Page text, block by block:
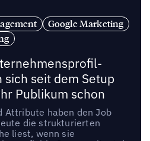
Google Marketing
sich seit dem Setup
Publikum schon
Attribute haben den Job
die strukturierten
liest, wenn sie